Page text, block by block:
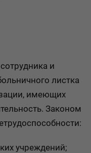
и
листка
имеющих
Законом
учреждений;